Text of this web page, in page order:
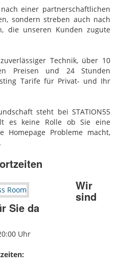
einer partnerschaftlichen
sondern streben auch nach
die unseren Kunden zugute
Technik, über 10
Preisen und 24 Stunden
Tarife für Privat- und Ihr
steht bei STATION55
es keine Rolle ob Sie eine
Homepage Probleme macht,
Wir
sind
Sie da
Uhr